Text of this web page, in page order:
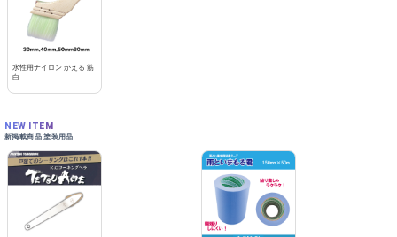
水性用ナイロン かえる 筋
白
NEW ITEM
新掲載商品 塗装用品